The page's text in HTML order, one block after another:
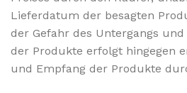
Lieferdatum der besagten
der Gefahr des Untergangs
der Produkte erfolgt hingegen
und Empfang der Produkte